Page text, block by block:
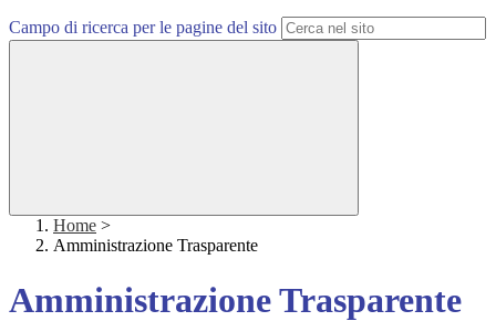
Campo di ricerca per le pagine del sito
Home >
Amministrazione Trasparente
Amministrazione Trasparente